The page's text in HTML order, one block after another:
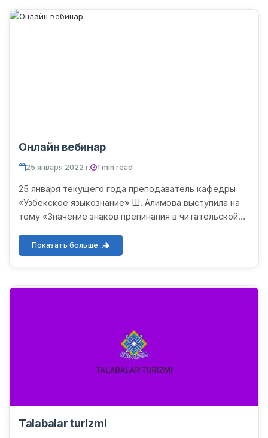
Онлайн вебинар
25 января 2022 г. 1 min read
25 января текущего года преподаватель кафедры
«Узбекское языкознание» Ш. Алимова выступила на
тему «Значение знаков препинания в читательской
Национальн...
Показать больше...
Talabalar turizmi